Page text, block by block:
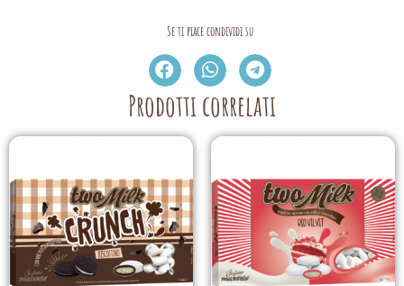
Se ti piace condividi su
Prodotti correlati